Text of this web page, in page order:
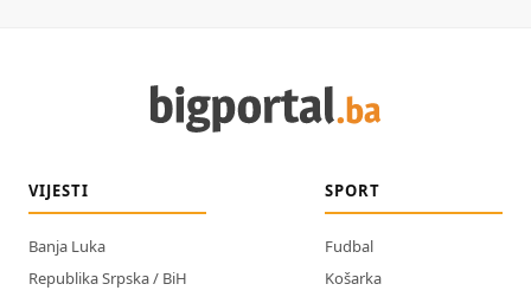
VIJESTI
Banja Luka
Republika Srpska / BiH
SPORT
Fudbal
Košarka